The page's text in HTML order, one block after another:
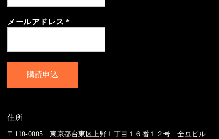
メールアドレス *
住所
〒110-0005 東京都台東区上野１丁目１６番１２号 全豆ビル